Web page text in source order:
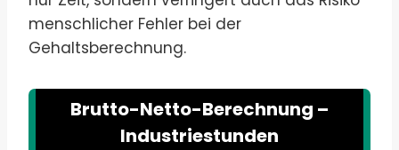
menschlicher Fehler bei der
Gehaltsberechnung.
Brutto-Netto-Berechnung –
Industriestunden